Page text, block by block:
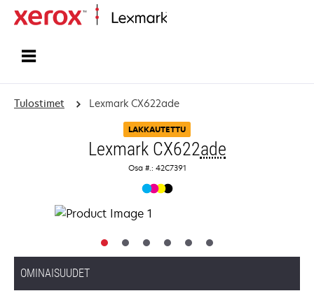
Tulostimet Lexmark CX622ade
LAKKAUTETTU
Lexmark CX622ade
Osa #.: 42C7391
OMINAISUUDET